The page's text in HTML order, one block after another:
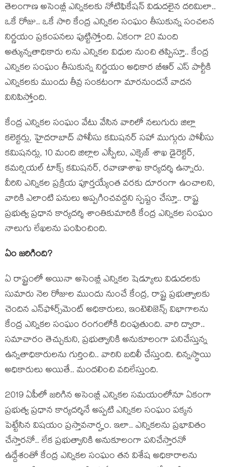
తెలంగాణ అసెంబ్లీ ఎన్నిక‌ల‌కు నోటిఫికేష‌న్ విడుద‌లైన ద‌రిమిలా..
ఒకే రోజు.. ఒకే సారి కేంద్ర ఎన్నిక‌ల సంఘం తీసుకున్న సంచ‌ల‌న
నిర్ణ‌యం ప్ర‌కంప‌న‌లు పుట్టిస్తోంది. ఏకంగా 20 మంది
అత్యున్న‌తాధికారు ల‌ను ఎన్నిక‌ల విధుల నుంచి త‌ప్పిస్తూ.. కేంద్ర
ఎన్నిక‌ల సంఘం తీసుకున్న నిర్ణ‌యం అధికార బీఆర్ ఎస్ పార్టీకి
ఎన్నిక‌ల‌కు ముందు తీవ్ర సంక‌టంగా మార‌నుంద‌నే వాద‌న
వినిపిస్తోంది.
కేంద్ర ఎన్నిక‌ల సంఘం వేటు వేసిన వారిలో నలుగురు జిల్లా
కలెక్టర్లు, హైదరాబాద్ పోలీసు క‌మిష‌న‌ర్‌ సహా ముగ్గురు పోలీసు
కమిషనర్లు, 10 మంది జిల్లాల ఎస్పీలు, ఎక్సైజ్ శాఖ‌ డైరెక్టర్‌,
క‌మ‌ర్షియ‌ల్ టాక్స్‌ కమిషనర్‌, రవాణాశాఖ కార్యదర్శి ఉన్నారు.
వీరిని ఎన్నికల ప్రక్రియ పూర్తయ్యేంత వరకు దూరంగా ఉంచాల‌ని,
వారికి ఎలాంటి ప‌నులు అప్ప‌గించ‌వ‌ద్ద‌ని స్ప‌ష్టం చేస్తూ.. రాష్ట్ర
ప్రభుత్వ ప్రధాన కార్యదర్శి శాంతికుమారికి కేంద్ర ఎన్నిక‌ల సంఘం
నాలుగు లేఖలను పంపించింది.
ఏం జ‌రిగింది?
ఏ రాష్ట్రంలో అయినా అసెంబ్లీ ఎన్నిక‌ల షెడ్యూలు విడుదలకు
సుమారు నెల రోజుల ముందు నుంచే కేంద్ర, రాష్ట్ర ప్రభుత్వాలకు
చెందిన ఎన్‌ఫోర్స్‌మెంట్‌ అధికారులు, ఇంటెలిజెన్స్‌ విభాగాలను
కేంద్ర ఎన్నికల సంఘం రంగంలోకి దింపుతుంది. వారి ద్వారా..
స‌మాచారం తెచ్చుకుని, ప్ర‌భుత్వానికి అనుకూలంగా ప‌నిచేస్తున్న
ఉన్న‌తాధికారుల‌ను గుర్తించి.. వారిని బ‌దిలీ చేస్తుంది. చిన్న‌స్థాయి
అధికారులు అయితే.. మంద‌లించి వదిలేస్తుంది.
2019 ఏపీలో జ‌రిగిన అసెంబ్లీ ఎన్నిక‌ల స‌మ‌యంలోనూ ఏకంగా
ప్ర‌భుత్వ ప్ర‌ధాన కార్య‌ద‌ర్శినే అప్ప‌టి ఎన్నిక‌ల సంఘం ప‌క్క‌న
పెట్టేసిన విష‌యం ప్ర‌స్తావ‌నార్హం. ఇలా.. ఎన్నిక‌ల‌ను ప్ర‌భావితం
చేస్తార‌నో.. లేక ప్ర‌భుత్వానికి అనుకూలంగా ప‌నిచేస్తార‌నో
ఉద్దేశంతో కేంద్ర ఎన్నిక‌ల సంఘం త‌న విశేష అధికారాల‌ను